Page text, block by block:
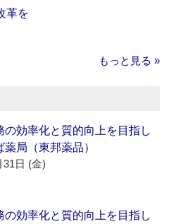
革を
もっと見る »
の効率化と質的向上を目指し
局（東邦薬品）
31日 (金)
の効率化と質的向上を目指し